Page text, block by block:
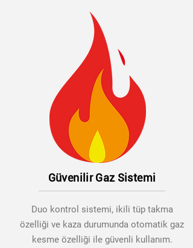
Güvenilir Gaz Sistemi
Duo kontrol sistemi, ikili tüp takma
özelliği ve kaza durumunda otomatik gaz
kesme özelliği ile güvenli kullanım.